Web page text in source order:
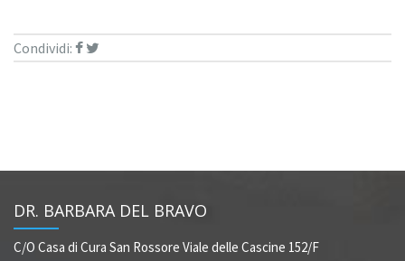
Condividi:
DR. BARBARA DEL BRAVO
C/O Casa di Cura San Rossore Viale delle Cascine 152/F